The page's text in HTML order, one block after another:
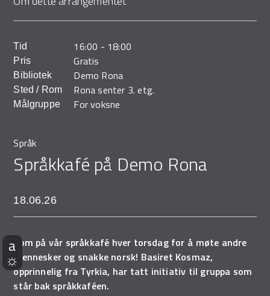
Tid 16:00 - 18:00
Pris Gratis
Bibliotek Demo Rona
Sted / Rom Rona senter 3. etg.
Målgruppe For voksne
Språk
Språkkafé på Demo Rona
18.06.26
Kom på vår språkkafé hver torsdag for å møte andre
mennesker og snakke norsk! Basiret Kosmaz,
opprinnelig fra Tyrkia, har tatt initiativ til gruppa som
står bak språkkaféen.